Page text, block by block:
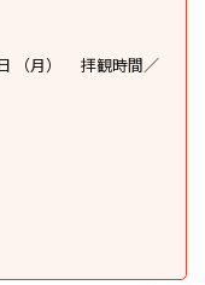
日 （月） 拝観時間／